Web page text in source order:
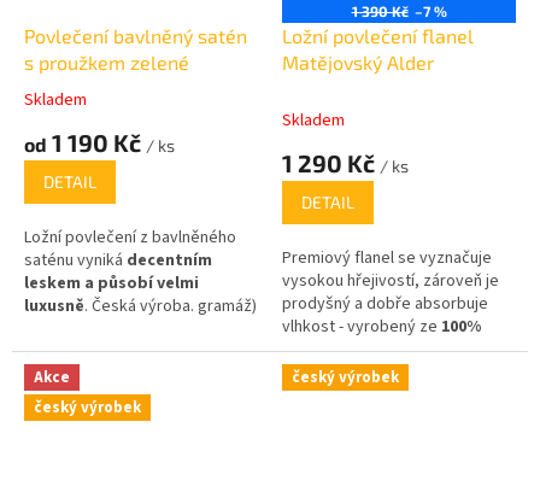
Povlečení bavlněný satén
s proužkem zelené
Průměrné
produktu
5
hvězdiček.
Skladem
od 1 190 Kč / ks
DETAIL
Ložní povlečení z bavlněného
saténu vyniká decentním
leskem a působí velmi
luxusně. Česká výroba. gramáž)
1 390 Kč –7 %
Ložní povlečení flanel
Matějovský Alder
Skladem
1 290 Kč / ks
DETAIL
Premiový flanel se vyznačuje
vysokou hřejivostí, zároveň je
prodyšný a dobře absorbuje
vlhkost - vyrobený ze 100%
bavlny,
Akce
český výrobek
český výrobek